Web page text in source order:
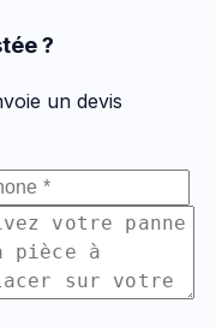
?
un devis